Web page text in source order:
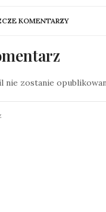
KOMENTARZY
nie zostanie